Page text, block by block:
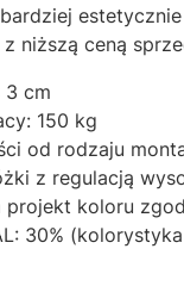
niższą ceną
3 cm
150 kg
od rodzaju
z regulacją
projekt koloru
30%